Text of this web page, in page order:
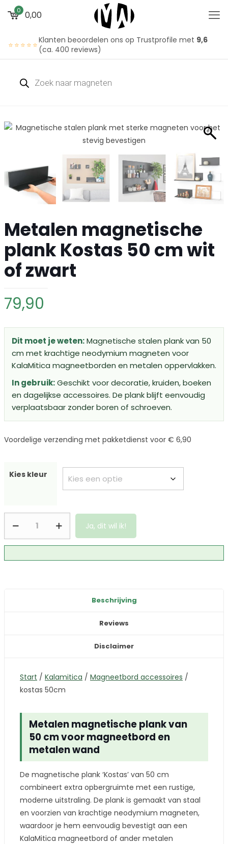
0 0,00
⭐⭐⭐⭐⭐Klanten beoordelen ons op Trustprofile met 9,6
(ca. 400 reviews)
Metalen magnetische
plank Kostas 50 cm wit
of zwart
79,90
Dit moet je weten:Magnetische stalen plank van 50
cm met krachtige neodymium magneten voor
KalaMitica magneetborden en metalen oppervlakken.
In gebruik:Geschikt voor decoratie, kruiden, boeken
en dagelijkse accessoires. De plank blijft eenvoudig
verplaatsbaar zonder boren of schroeven.
Voordelige verzending met pakketdienst voor € 6,90
Kies kleur
Ja, dit wil ik!
Beschrijving
Reviews
Disclaimer
Start / Kalamitica / Magneetbord accessoires /
kostas 50cm
Metalen magnetische plank van
50 cm voor magneetbord en
metalen wand
De magnetische plank ‘Kostas’ van 50 cm
combineert extra opbergruimte met een rustige,
moderne uitstraling. De plank is gemaakt van staal
en voorzien van krachtige neodymium magneten,
waardoor je hem eenvoudig bevestigt aan een
KalaMitica magneetbord of ander metalen